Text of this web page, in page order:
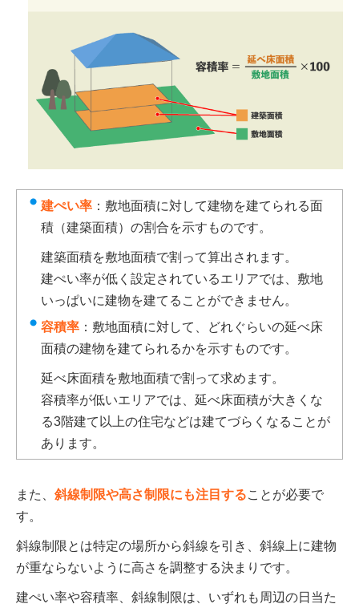
建ぺい率 ：敷地面積に対して建物を建てられる面
積（建築面積）の割合を示すものです。
建築面積を敷地面積で割って算出されます。
建ぺい率が低く設定されているエリアでは、敷地
いっぱいに建物を建てることができません。
容積率 ：敷地面積に対して、どれぐらいの延べ床
面積の建物を建てられるかを示すものです。
延べ床面積を敷地面積で割って求めます。
容積率が低いエリアでは、延べ床面積が大きくな
る3階建て以上の住宅などは建てづらくなることが
あります。
また、 斜線制限や高さ制限にも注目することが必要で
す。
斜線制限とは特定の場所から斜線を引き、斜線上に建物
が重ならないように高さを調整する決まりです。
建ぺい率や容積率、斜線制限は、いずれも周辺の日当た